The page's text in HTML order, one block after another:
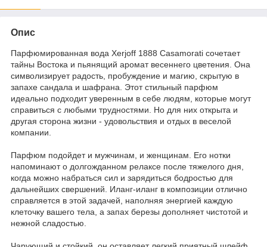
Опис
Парфюмированная вода Xerjoff 1888 Casamorati сочетает
тайны Востока и пьянящий аромат весеннего цветения. Она
символизирует радость, пробуждение и магию, скрытую в
запахе сандала и шафрана. Этот стильный парфюм
идеально подходит уверенным в себе людям, которые могут
справиться с любыми трудностями. Но для них открыта и
другая сторона жизни - удовольствия и отдых в веселой
компании.
Парфюм подойдет и мужчинам, и женщинам. Его нотки
напоминают о долгожданном релаксе после тяжелого дня,
когда можно набраться сил и зарядиться бодростью для
дальнейших свершений. Иланг-иланг в композиции отлично
справляется в этой задачей, наполняя энергией каждую
клеточку вашего тела, а запах березы дополняет чистотой и
нежной сладостью.